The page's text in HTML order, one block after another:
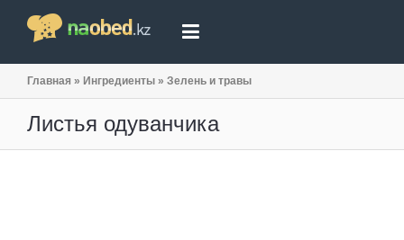
Главная » Ингредиенты » Зелень и травы
Листья одуванчика